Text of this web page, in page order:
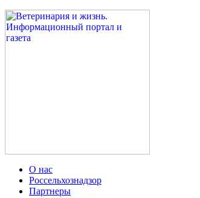
О нас
Россельхознадзор
Партнеры